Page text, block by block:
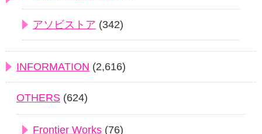
アソビストア (342)
INFORMATION (2,616)
OTHERS (624)
Frontier Works (76)